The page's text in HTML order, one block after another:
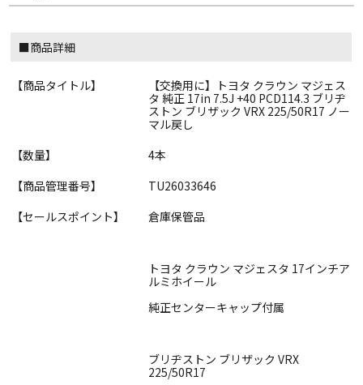
■商品詳細
【商品タイトル】
【交換用に】トヨタ クラウン マジェス
タ 純正 17in 7.5J +40 PCD114.3 ブリヂ
ストン ブリザック VRX 225/50R17 ノー
マル戻し
【数量】
4本
【商品管理番号】
TU26033646
【セールスポイント】
倉庫保管品
トヨタ クラウン マジェスタ 17インチア
ルミホイール
純正センターキャップ付属
ブリヂストン ブリザック VRX
225/50R17